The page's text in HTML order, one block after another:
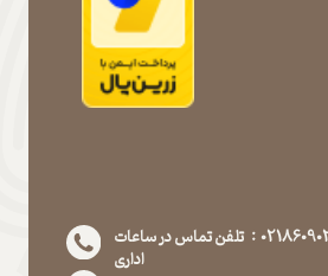
02186090283 : تلفن تماس در ساعات
اداری